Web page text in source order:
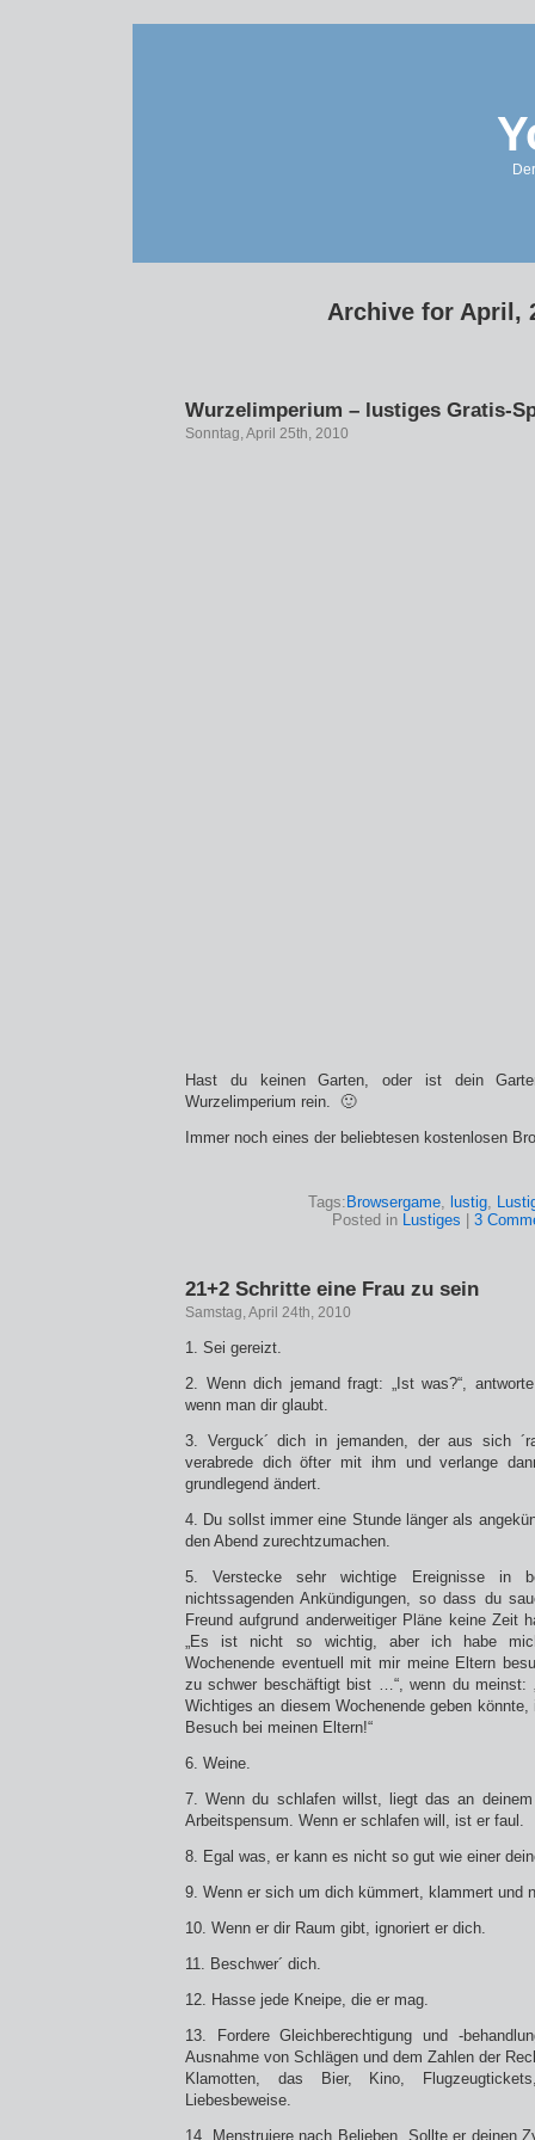
Archive for April,
Wurzelimperium – lustiges Gratis-
Sonntag, April 25th, 2010
Hast du keinen Garten, oder ist dein
Wurzelimperium rein. 🙂
Immer noch eines der beliebtesen kostenlosen
Tags: Browsergame, lustig,
Posted in Lustiges 3
21+2 Schritte eine Frau zu sein
Samstag, April 24th, 2010
1. Sei gereizt.
2. Wenn dich jemand fragt: „Ist was?“,
wenn man dir glaubt.
3. Verguck´ dich in jemanden, der aus sich
verabrede dich öfter mit ihm und verlange
grundlegend ändert.
4. Du sollst immer eine Stunde länger als
den Abend zurechtzumachen.
5. Verstecke sehr wichtige Ereignisse in
nichtssagenden Ankündigungen, so dass du
Freund aufgrund anderweitiger Pläne keine Zeit
„Es ist nicht so wichtig, aber ich habe
Wochenende eventuell mit mir meine Eltern
zu schwer beschäftigt bist …“, wenn du meinst:
Wichtiges an diesem Wochenende geben
Besuch bei meinen Eltern!“
6. Weine.
7. Wenn du schlafen willst, liegt das an deinem
Arbeitspensum. Wenn er schlafen will, ist er faul.
8. Egal was, er kann es nicht so gut wie einer
9. Wenn er sich um dich kümmert, klammert und
10. Wenn er dir Raum gibt, ignoriert er dich.
11. Beschwer´ dich.
12. Hasse jede Kneipe, die er mag.
13. Fordere Gleichberechtigung und -
Ausnahme von Schlägen und dem Zahlen der
Klamotten, das Bier, Kino,
Liebesbeweise.
14. Menstruiere nach Belieben. Sollte er deinen